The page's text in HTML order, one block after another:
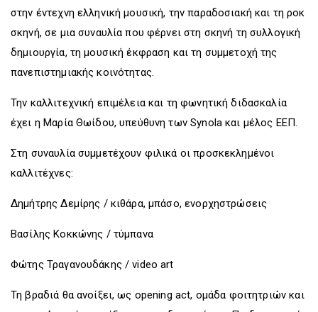
στην έντεχνη ελληνική μουσική, την παραδοσιακή και τη ροκ
σκηνή, σε μια συναυλία που φέρνει στη σκηνή τη συλλογική
δημιουργία, τη μουσική έκφραση και τη συμμετοχή της
πανεπιστημιακής κοινότητας.
Την καλλιτεχνική επιμέλεια και τη φωνητική διδασκαλία
έχει η Μαρία Θωίδου, υπεύθυνη των Synola και μέλος ΕΕΠ.
Στη συναυλία συμμετέχουν φιλικά οι προσκεκλημένοι
καλλιτέχνες:
Δημήτρης Δεμίρης / κιθάρα, μπάσο, ενορχηστρώσεις
Βασίλης Κοκκώνης / τύμπανα
Φώτης Τραγανουδάκης / video art
Τη βραδιά θα ανοίξει, ως opening act, ομάδα φοιτητριών και